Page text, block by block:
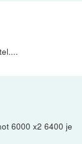
6000 x2 6400 je